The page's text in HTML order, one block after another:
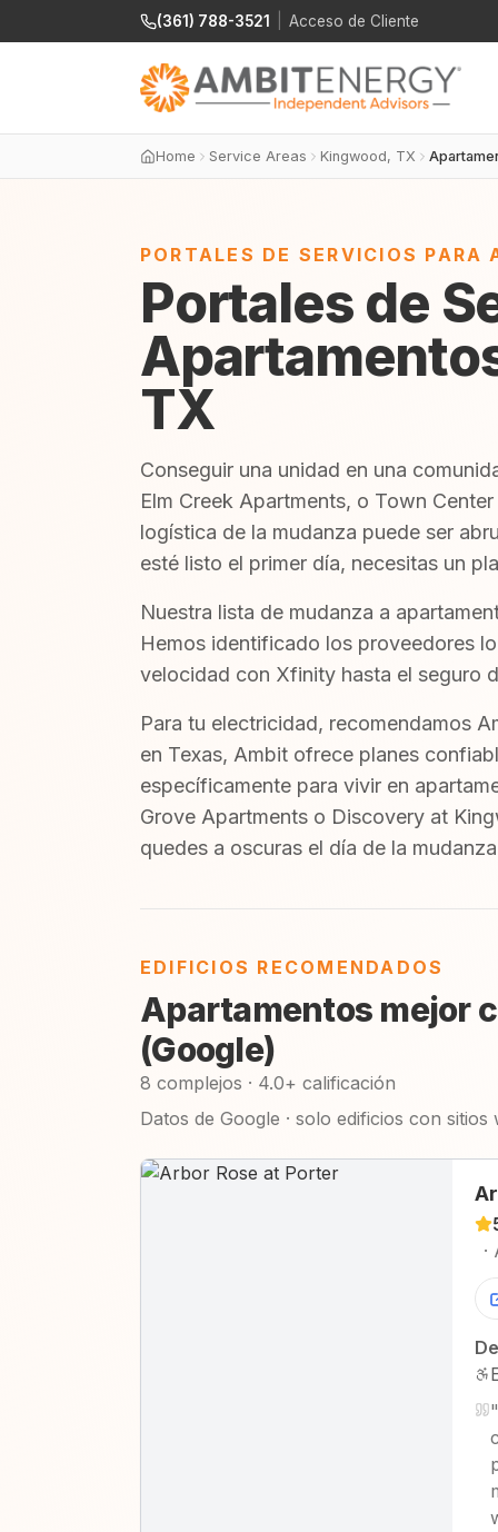
(361) 788-3521 Acceso de Cliente
Home Service Areas Kingwood, TX
PORTALES DE SERVICIOS PARA
Portales de
TX
Conseguir una unidad en una
Elm Creek Apartments, o Town
logística de la mudanza puede ser
esté listo el primer día, necesitas un
Nuestra lista de mudanza a
Hemos identificado los proveedores
velocidad con Xfinity hasta el seguro
Para tu electricidad, recomendamos
en Texas, Ambit ofrece planes
específicamente para vivir en
Grove Apartments o Discovery at
quedes a oscuras el día de la
EDIFICIOS RECOMENDADOS
Apartamentos mejor
(Google)
8 complejos · 4.0+ calificación
Datos de Google · solo edificios con
·
"